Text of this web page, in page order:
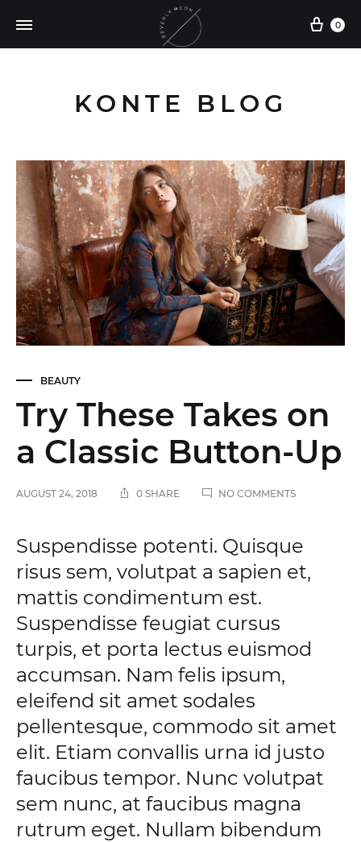
0
KONTE BLOG
BEAUTY
Try These Takes on
a Classic Button-Up
AUGUST 24, 2018 0 SHARE NO COMMENTSON
ON
A
CLASSIC
Try
These
Takes
on
a
Classic
Button-
Up
Suspendisse potenti. Quisque
risus sem, volutpat a sapien et,
mattis condimentum est.
Suspendisse feugiat cursus
turpis, et porta lectus euismod
accumsan. Nam felis ipsum,
eleifend sit amet sodales
pellentesque, commodo sit amet
elit. Etiam convallis urna id justo
faucibus tempor. Nunc volutpat
sem nunc, at faucibus magna
rutrum eget. Nullam bibendum